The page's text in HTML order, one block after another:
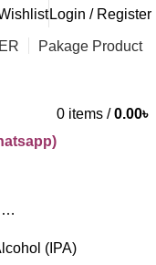
Login / Register
Pakage Product
0 items / 0.00৳
(IPA)